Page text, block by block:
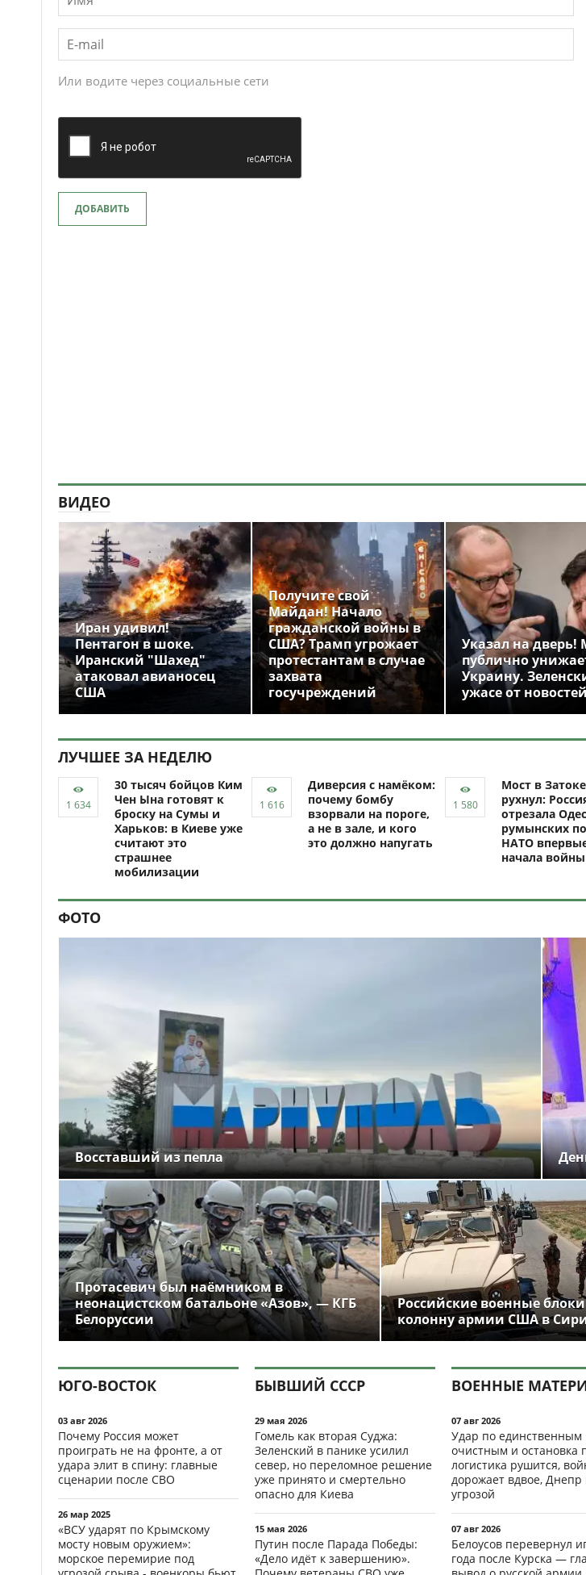
Или водите через социальные сети
ДОБАВИТЬ
ВИДЕО
Иран удивил!
Пентагон в шоке.
Иранский "Шахед"
атаковал авианосец
США
Получите свой
Майдан! Начало
гражданской войны в
США? Трамп угрожает
протестантам в случае
захвата
госучреждений
Указал на дверь!
публично
Украину.
ужасе от новостей
ЛУЧШЕЕ ЗА НЕДЕЛЮ
30 тысяч бойцов Ким
Чен Ына готовят к
броску на Сумы и
Харьков: в Киеве уже
считают это
страшнее
мобилизации
Диверсия с намёком:
почему бомбу
взорвали на пороге,
а не в зале, и кого
это должно напугать
Мост в Затоке
рухнул:
отрезала
румынских
НАТО
начала войны
ФОТО
Восставший из пепла
Протасевич был наёмником в
неонацистском батальоне «Азов», — КГБ
Белоруссии
Российские военные
колонну армии США в
ЮГО-ВОСТОК
03 авг 2026
Почему Россия может
проиграть не на фронте, а от
удара элит в спину: главные
сценарии после СВО
26 мар 2025
«ВСУ ударят по Крымскому
мосту новым оружием»:
морское перемирие под
БЫВШИЙ СССР
29 мая 2026
Гомель как вторая Суджа:
Зеленский в панике усилил
север, но переломное решение
уже принято и смертельно
опасно для Киева
15 мая 2026
Путин после Парада Победы:
«Дело идёт к завершению».
ВОЕННЫЕ
07 авг 2026
Удар по единственным
очистным и остановка
логистика рушится,
дорожает вдвое, Днепр
угрозой
07 авг 2026
Белоусов перевернул
года после Курска —